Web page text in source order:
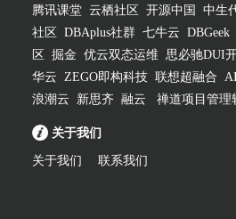
腾讯课堂 云栖社区 开源中国 中生
社区
DBAplus社群 七牛云 DBGeek
区
掘金 优云双态运维 思必驰DUI
华云 ZEGO即构科技 联想超融合
浪潮云
新思齐 融云 禅道项目管理
关于我们
关于我们 联系我们